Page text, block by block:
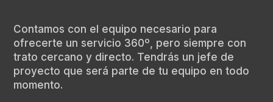
Contamos con el equipo necesario para
ofrecerte un servicio 360º, pero siempre con
trato cercano y directo. Tendrás un jefe de
proyecto que será parte de tu equipo en todo
momento.